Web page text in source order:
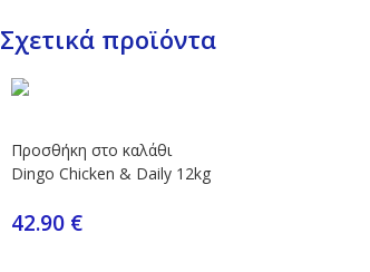
Σχετικά προϊόντα
Προσθήκη στο καλάθι
Dingo Chicken & Daily 12kg
42.90 €